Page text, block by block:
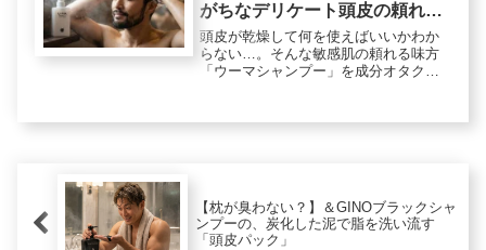
がちなデリケート頭皮の頼れる
味方になる科学的理由
頭皮が乾燥して何を使えばいいかわか
らない…。そんな敏感肌の頼れる味方
「ウーマシャンプー」を成分オタクが
SHIN.との比較や、乾燥に悩む男性への
【枕が臭わない？】＆GINOブラックシャ
ンプーの、炭化した泥で脂を洗い流す
「頭皮パック」